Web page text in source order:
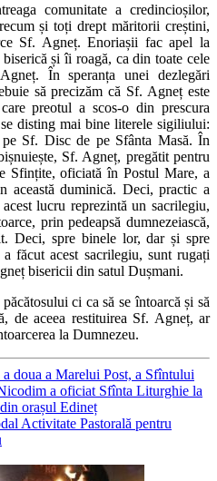
comunitate a credincioșilor,
și toți drept măritorii creștini,
Sf. Agneț. Enoriașii fac apel la
și îi roagă, ca din toate cele
În speranța unei dezlegări
să precizăm că Sf. Agneț este
preotul a scos-o din prescura
disting mai bine literele sigiliului:
Sf. Disc de pe Sfânta Masă. În
Sf. Agneț, pregătit pentru
Sfințite, oficiată în Postul Mare, a
duminică. Deci, practic a
lucru reprezintă un sacrilegiu,
prin pedeapsă dumnezeiască,
Deci, spre binele lor, dar și spre
făcut acest sacrilegiu, sunt rugați
bisericii din satul Dușmani.
ci ca să se întoarcă și să
de aceea restituirea Sf. Agneț, ar
la Dumnezeu.
doua a Marelui Post, a Sfîntului
a oficiat Sfînta Liturghie la
orașul Edineț
Activitate Pastorală pentru